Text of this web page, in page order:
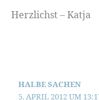
Herzlichst – Katja
HALBE SACHEN
5. APRIL 2012 UM